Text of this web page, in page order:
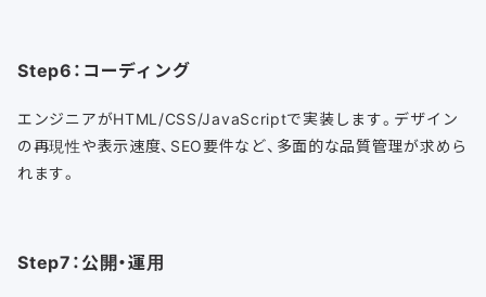
Step6：コーディング
エンジニアがHTML/CSS/JavaScriptで実装します。デザイン
の再現性や表示速度、SEO要件など、多面的な品質管理が求めら
れます。
Step7：公開・運用